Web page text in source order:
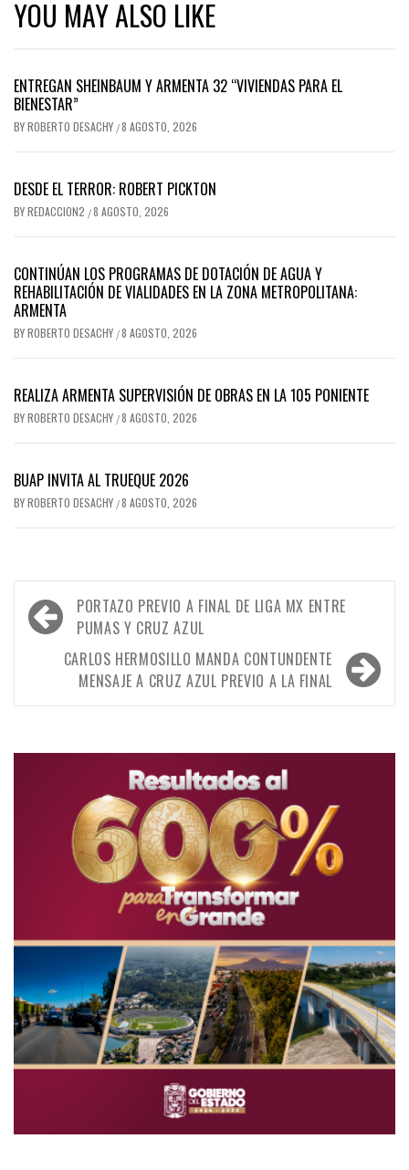
YOU MAY ALSO LIKE
ENTREGAN SHEINBAUM Y ARMENTA 32 “VIVIENDAS PARA EL
BIENESTAR”
BYROBERTO DESACHY /8 AGOSTO, 2026
DESDE EL TERROR: ROBERT PICKTON
BYREDACCION2 /8 AGOSTO, 2026
CONTINÚAN LOS PROGRAMAS DE DOTACIÓN DE AGUA Y
REHABILITACIÓN DE VIALIDADES EN LA ZONA METROPOLITANA:
ARMENTA
BYROBERTO DESACHY /8 AGOSTO, 2026
REALIZA ARMENTA SUPERVISIÓN DE OBRAS EN LA 105 PONIENTE
BYROBERTO DESACHY /8 AGOSTO, 2026
BUAP INVITA AL TRUEQUE 2026
BYROBERTO DESACHY /8 AGOSTO, 2026
Navegación
de
entradas
PORTAZO PREVIO A FINAL DE LIGA MX ENTRE
PUMAS Y CRUZ AZUL
CARLOS HERMOSILLO MANDA CONTUNDENTE
MENSAJE A CRUZ AZUL PREVIO A LA FINAL